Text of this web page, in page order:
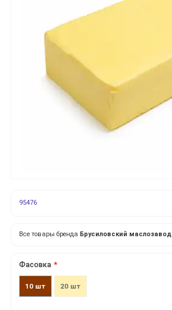
95476
Все товары бренда Брусиловский маслозавод
Фасовка
10 шт 20 шт